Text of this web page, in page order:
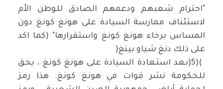
"احترام شعبهم ودعمهم الصادق للوطن الأم
لاستئناف ممارسة السيادة على هونغ كونغ دون
المساس برخاء هونغ كونغ واستقرارها" (كما اكد
على ذلك دنغ شياو بينغ)
)5)(بعد استعادة السيادة على هونغ كونغ ، يحق
للحكومة نشر قوات في هونغ كونغ. هذا رمز